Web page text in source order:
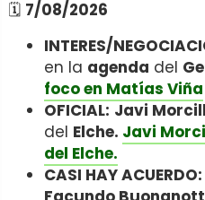
🗓️ 7/08/2026
INTERES/
en la agenda del
foco en Matías Viña
OFICIAL: Javi
del Elche. Javi
del Elche.
CASI HAY ACUERDO: